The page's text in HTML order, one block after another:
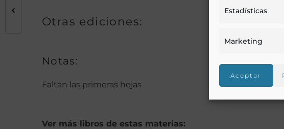
Estadísticas
Marketing
Aceptar
Otras ediciones:
Notas:
Faltan las primeras hojas
Ver más libros de estas materias: